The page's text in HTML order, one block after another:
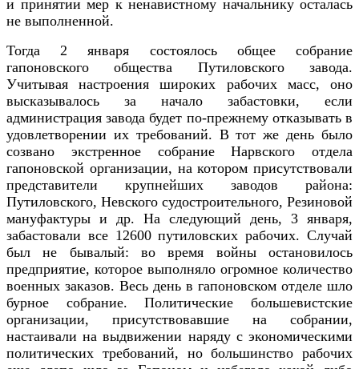
и принятии мер к ненавистному начальнику осталась
не выполненной.
Тогда 2 января состоялось общее собрание
гапоновского общества Путиловского завода.
Учитывая настроения широких рабочих масс, оно
высказывалось за начало забастовки, если
администрация завода будет по-прежнему отказывать в
удовлетворении их требований. В тот же день было
созвано экстренное собрание Нарвского отдела
гапоновской организации, на котором присутствовали
представители крупнейших заводов района:
Путиловского, Невского судостроительного, Резиновой
мануфактуры и др. На следующий день, 3 января,
забастовали все 12600 путиловских рабочих. Случай
был не бывалый: во время войны остановилось
предприятие, которое выполняло огромное количество
военных заказов. Весь день в гапоновском отделе шло
бурное собрание. Политические большевистские
организации, присутствовавшие на собрании,
настаивали на выдвижении наряду с экономическими
политических требований, но большинство рабочих